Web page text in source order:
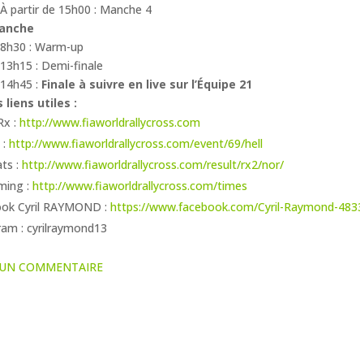
À partir de 15h00 : Manche 4
8h30 : Warm-up
13h15 : Demi-finale
14h45 : Finale à suivre en live sur l’Équipe 21
liens utiles :
:http://www.fiaworldrallycross.com
http://www.fiaworldrallycross.com/event/69/hell
:http://www.fiaworldrallycross.com/result/rx2/nor/
:http://www.fiaworldrallycross.com/times
Cyril RAYMOND :https://www.facebook.com/Cyril-Raymond-
: cyrilraymond13
COMMENTAIRE